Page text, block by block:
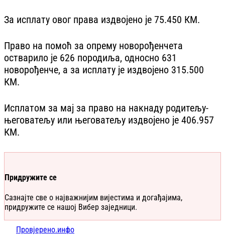
За исплату овог права издвојено је 75.450 КМ.
Право на помоћ за опрему новорођенчета
остварило је 626 породиља, односно 631
новорођенче, а за исплату је издвојено 315.500
КМ.
Исплатом за мај за право на накнаду родитељу-
његоватељу или његоватељу издвојено је 406.957
КМ.
Придружите се
Сазнајте све о најважнијим вијестима и догађајима,
придружите се нашој Вибер заједници.
Провјерено.инфо